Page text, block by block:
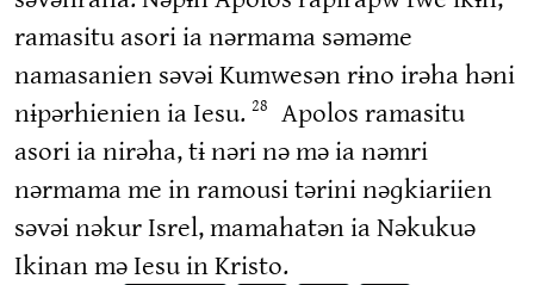
ramasitu asori ia nərmama səməme
namasanien səvəi Kumwesən rɨno irəha həni
nɨpərhienien ia Iesu. 28
Apolos ramasitu
asori ia nirəha, tɨ nəri nə mə ia nəmri
nərmama me in ramousi tərini nəɡkiariien
səvəi nəkur Isrel, mamahatən ia Nəkukuə
Ikinan mə Iesu in Kristo.